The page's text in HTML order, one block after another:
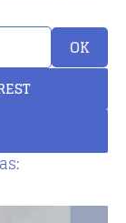
OK